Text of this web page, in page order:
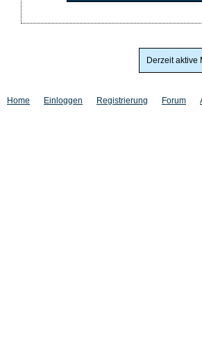
Derzeit aktive
Home Einloggen Registrierung Forum